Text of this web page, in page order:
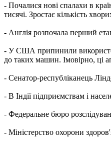
- Почалися нові спалахи в
тисячі. Зростає кількість
- Англія розпочала перший
- У США припинили
до таких машин. Імовірно, ці
- Сенатор-республіканець
- В Індії підприємствам і
- Федеральне бюро
- Міністерство охорони